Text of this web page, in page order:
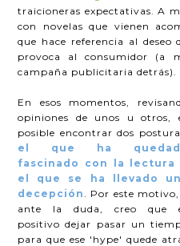
traicioneras expectativas. A
con novelas que vienen
que hace referencia al
provoca al consumidor (a
campaña publicitaria detrás).
En esos momentos,
opiniones de unos u otros,
posible encontrar dos
el que ha
fascinado con la lectura
el que se ha llevado
decepción
. Por este
ante la duda, creo que
positivo dejar pasar un
para que ese 'hype' quede